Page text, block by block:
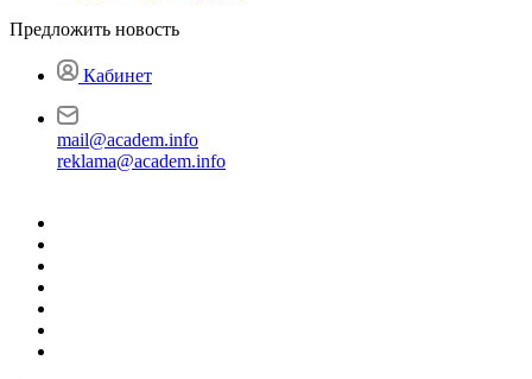
Предложить новость
Кабинет
mail@academ.info
reklama@academ.info